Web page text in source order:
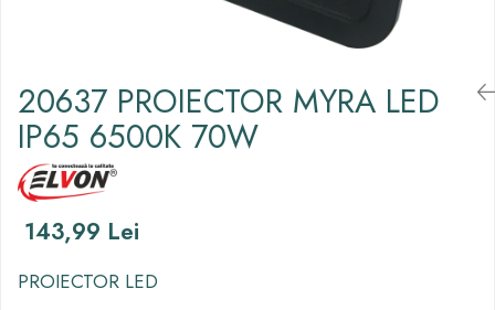
20637 PROIECTOR MYRA LED
IP65 6500K 70W
143,99 Lei
PROIECTOR LED